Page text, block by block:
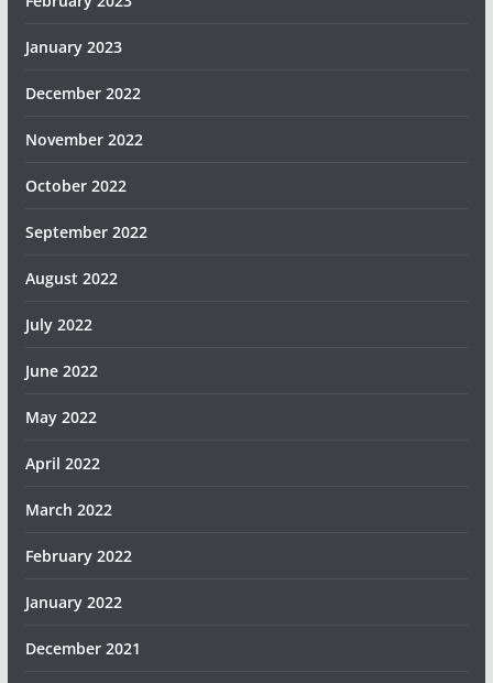
January 2023
December 2022
November 2022
October 2022
September 2022
August 2022
July 2022
June 2022
May 2022
April 2022
March 2022
February 2022
January 2022
December 2021